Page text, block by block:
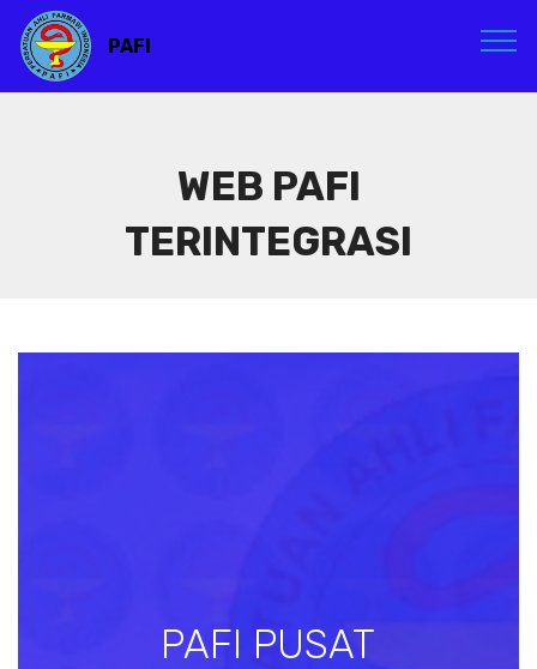
PAFI
WEB PAFI
TERINTEGRASI
PAFI PUSAT